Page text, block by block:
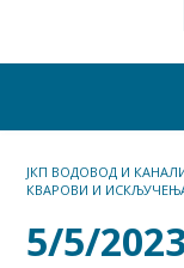
ЈКП ВОДОВОД И
КВАРОВИ И
5/5/2023